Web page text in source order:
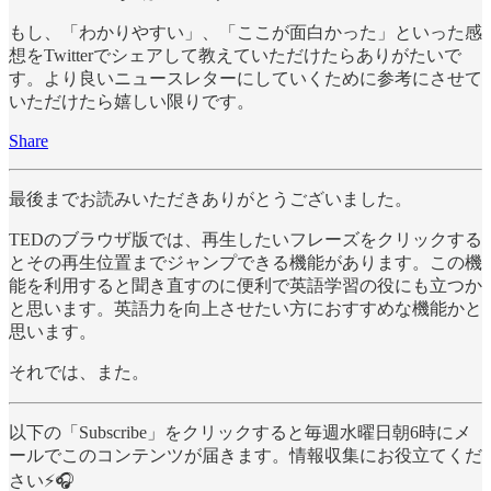
もし、「わかりやすい」、「ここが面白かった」といった感
想をTwitterでシェアして教えていただけたらありがたいで
す。より良いニュースレターにしていくために参考にさせて
いただけたら嬉しい限りです。
Share
最後までお読みいただきありがとうございました。
TEDのブラウザ版では、再生したいフレーズをクリックする
とその再生位置までジャンプできる機能があります。この機
能を利用すると聞き直すのに便利で英語学習の役にも立つか
と思います。英語力を向上させたい方におすすめな機能かと
思います。
それでは、また。
以下の「Subscribe」をクリックすると毎週水曜日朝6時にメ
ールでこのコンテンツが届きます。情報収集にお役立てくだ
さい⚡️🎧